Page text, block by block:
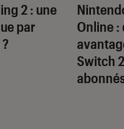
2: une
par
Online :
Switch